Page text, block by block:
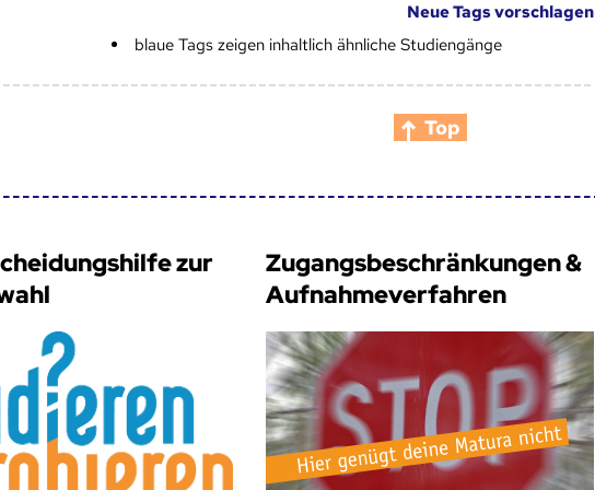
Neue Tags vorschlagen
blaue Tags zeigen inhaltlich ähnliche Studiengänge
Top
zur
Zugangsbeschränkungen &
Aufnahmeverfahren